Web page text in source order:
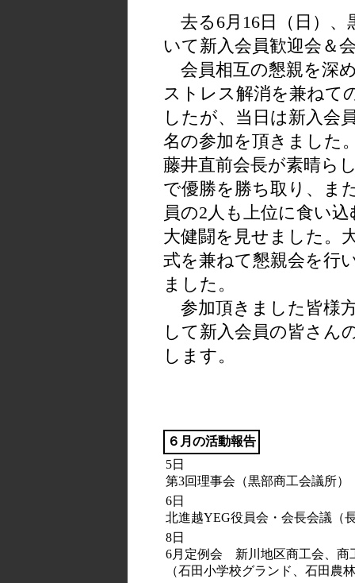
去る6月16日（日）、
いて新入会員歓迎会＆
会員相互の懇親を深
ストレス解消を兼ねて
したが、当日は新入会
名の参加を頂きました
藤井直前会長が素晴ら
で優勝を勝ち取り、ま
員の2人も上位に食い
大健闘を見せました。
式を兼ねて懇親会を行
ました。
参加頂きました皆様
して新入会員の皆さん
します。
６月の活動報告
5日
第3回理事会（黒部商工会議所）
6日
北進越YEG役員会・会長会議（
8日
6月定例会 新川地区商工会、商
（石田小学校グランド、石田農